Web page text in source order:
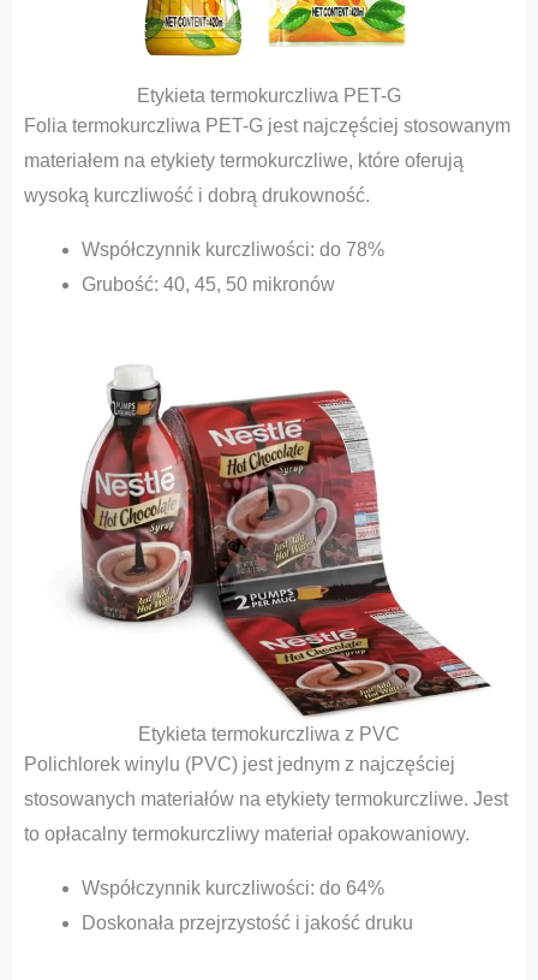
Etykieta termokurczliwa PET-G
Folia termokurczliwa PET-G jest najczęściej stosowanym
materiałem na etykiety termokurczliwe, które oferują
wysoką kurczliwość i dobrą drukowność.
Współczynnik kurczliwości: do 78%
Grubość: 40, 45, 50 mikronów
Etykieta termokurczliwa z PVC
Polichlorek winylu (PVC) jest jednym z najczęściej
stosowanych materiałów na etykiety termokurczliwe. Jest
to opłacalny termokurczliwy materiał opakowaniowy.
Współczynnik kurczliwości: do 64%
Doskonała przejrzystość i jakość druku